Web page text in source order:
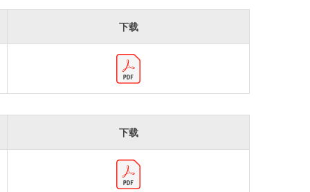
下载
下载